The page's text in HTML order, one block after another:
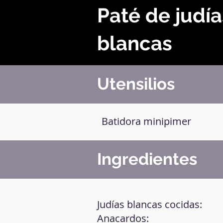
Paté de
blancas
Utensilios
Batidora minipimer
Ingredientes
Judías blancas cocidas:
Anacardos: